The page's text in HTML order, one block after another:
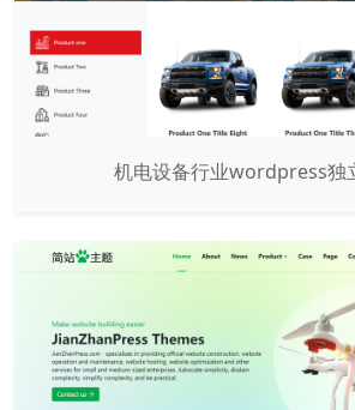
机电设备行业wordpress独